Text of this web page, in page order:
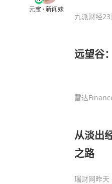
元宝 · 新闻妹
九派财经23
远望谷
雷达
从淡出
之路
瑞财网昨天